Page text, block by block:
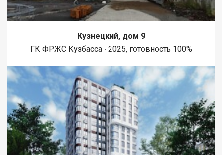
Кузнецкий, дом 9
ГК ФРЖС Кузбасса ∙ 2025, готовность 100%